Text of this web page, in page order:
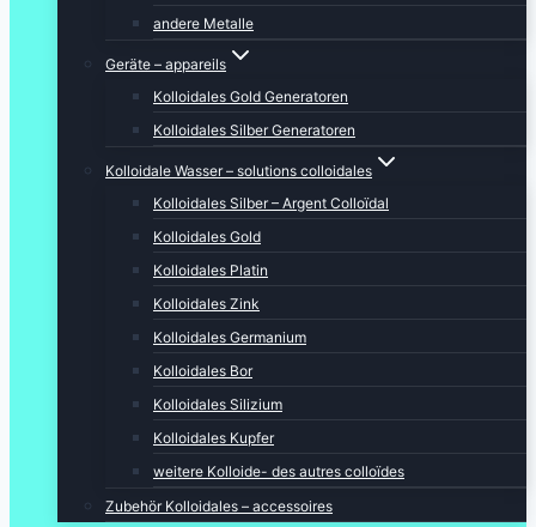
andere Metalle
Geräte – appareils
Kolloidales Gold Generatoren
Kolloidales Silber Generatoren
Kolloidale Wasser – solutions colloidales
Kolloidales Silber – Argent Colloïdal
Kolloidales Gold
Kolloidales Platin
Kolloidales Zink
Kolloidales Germanium
Kolloidales Bor
Kolloidales Silizium
Kolloidales Kupfer
weitere Kolloide- des autres colloïdes
Zubehör Kolloidales – accessoires